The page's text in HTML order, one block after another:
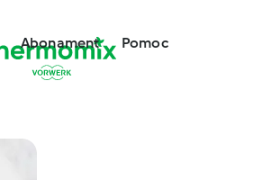
Abonament Pomoc